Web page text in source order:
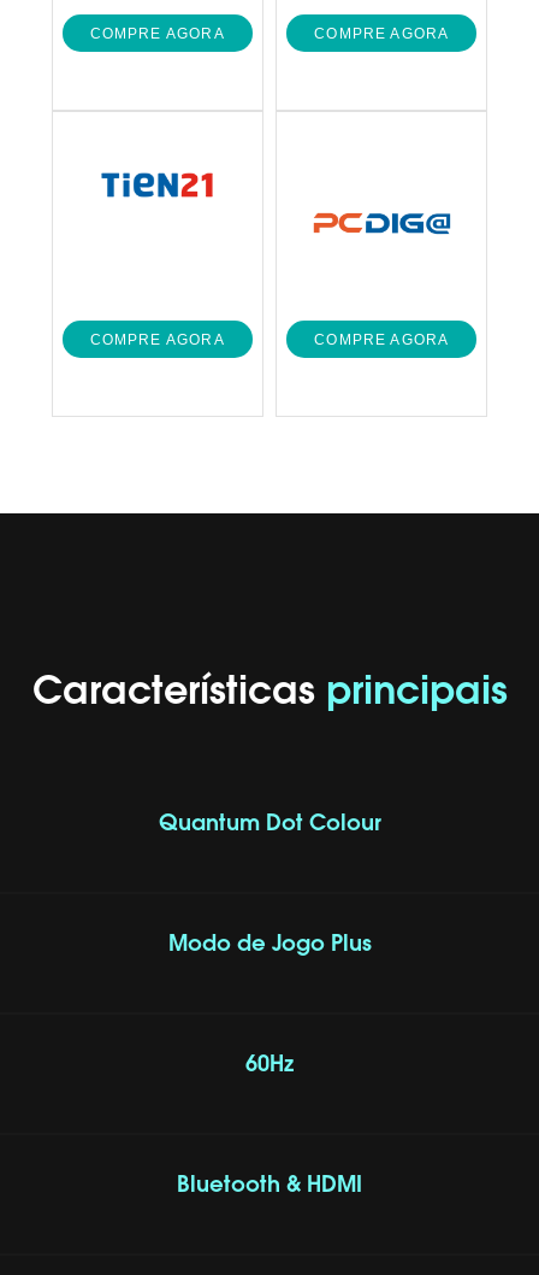
COMPRE AGORA COMPRE AGORA
COMPRE AGORA COMPRE AGORA
Características principais
Quantum Dot Colour
Modo de Jogo Plus
60Hz
Bluetooth & HDMI